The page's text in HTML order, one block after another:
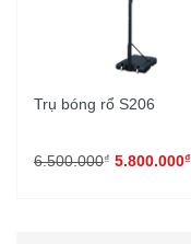
Trụ bóng rổ S206
6.500.000₫ 5.800.000₫